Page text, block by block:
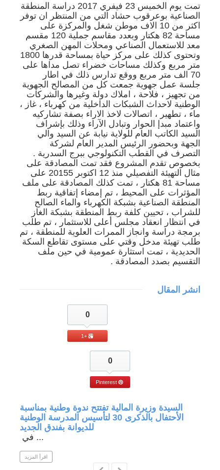
تمت يوم الخميس 23 فيفري 2017 دراسة المنطقة
الصناعية بوعرقوب حشاد التي من المنتظر ان توفر
اكثر من 10 الاف موطن شغل والمركزة على
مساحة 82 هكتار وبعدد مقاسم جملية 120 مقسم
معد للاستعمال الصناعي ومحلات المهن الصغري
وتحتوى كذلك على مركز حياة بمساحة قدرها 1800
متر مربع وكذلك مساحات خضراء تصل مداها على
70 الف متر مربع ووقع تدارس ذلك في اطار
جلسة عمل جهوية جمعت كل من المصالح الجهوية
من تجهيز ، فلاحة ، املاك دولة وغيرها والشركات
الوطنية لاحداث الشبكات الداخلية من كهرباء ، غاز ،
ماء ، تطهير ، اتصالات لاخذ الاراء بصفة تشاركيه
واعتماد مبدإ الحوار وتبادل الآراء وذلك بإشراف
السيد الكاتب العام للولاية نيابة عن السيد والي
الجهة وبحضور الرئيس المدير العام لشركة
التصرف في القطب التكنولوجي ببرج السدرية .
بخصوص تقدم المشروع فقد تمت المصادقة على
مثال التهيئة التفصيلي منذ 12 اكتوبر 20155 على
مساحة 81 هكتار ، تمت كذلك المصادقة على ملف
المؤثرات على المحيط ، تم إمضاء إتفاقية ربط
المنطقة الصناعية بشبكة الكهرباء والماء الصالح
للشراب ، تحيين كلفة ربط المنطقة بشبكة الغاز
في انتظار انعقاد مجلس أعلى للاستثمار ، تم طلب
برمجة دراسة وانجاز الممرات العلوية للمنطقة ، تم
طلب تهيئة مدخل وقتي على مستوى تقاطع السكة
الحديدية ، تمت استثارة عمومية في حين ملف
التقسيم بصدد المصادقة .
انشر المقال
0
+1
0
Pinterest
السيدة وزيرة المالية تفتتح ندوة وطنية بمناسبة
الأحتفال بالذكرى 30 لتأسيس المدرسة الوطنية
للديوانة بفندق الجديد
في ...
اقرأ المزيد